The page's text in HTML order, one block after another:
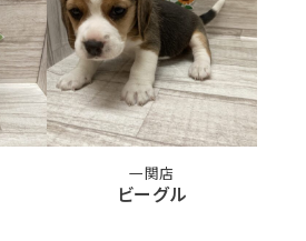
一関店
ビーグル